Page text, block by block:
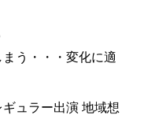
う・・・変化に適
ュラー出演 地域想